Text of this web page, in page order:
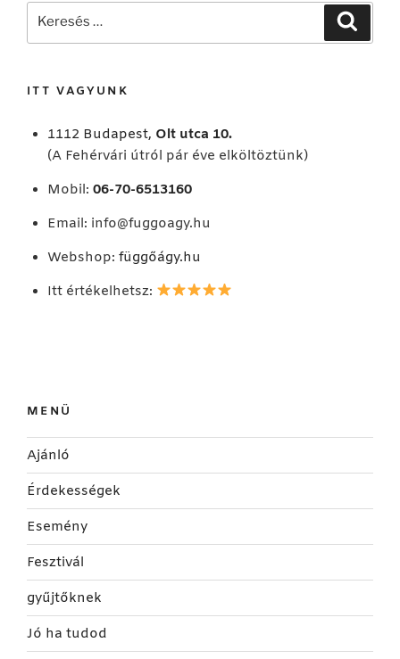
Keresés
ITT VAGYUNK
1112 Budapest, Olt utca 10.
(A Fehérvári útról pár éve elköltöztünk)
Mobil: 06-70-6513160
Email: info@fuggoagy.hu
Webshop: függőágy.hu
Itt értékelhetsz:
MENÜ
Ajánló
Érdekességek
Esemény
Fesztivál
gyűjtőknek
Jó ha tudod